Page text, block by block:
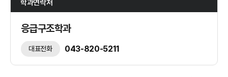
학과연락처
응급구조학과
대표전화 043-820-5211